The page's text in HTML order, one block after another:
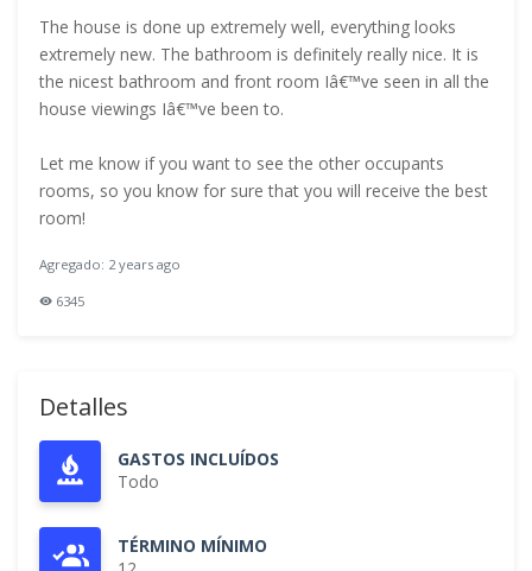
The house is done up extremely well, everything looks
extremely new. The bathroom is definitely really nice. It is
the nicest bathroom and front room Iâ€™ve seen in all the
house viewings Iâ€™ve been to.
Let me know if you want to see the other occupants
rooms, so you know for sure that you will receive the best
room!
Agregado: 2 years ago
6345
Detalles
GASTOS INCLUÍDOS
Todo
TÉRMINO MÍNIMO